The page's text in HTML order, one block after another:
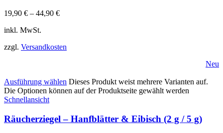
19,90 € – 44,90 €
inkl. MwSt.
zzgl. Versandkosten
Neu
Ausführung wählen Dieses Produkt weist mehrere Varianten auf.
Die Optionen können auf der Produktseite gewählt werden
Schnellansicht
Räucherziegel – Hanfblätter & Eibisch (2 g / 5 g)